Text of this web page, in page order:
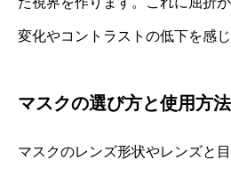
変化やコントラストの低下を感
マスクの選び方と使用方法
マスクのレンズ形状やレンズと